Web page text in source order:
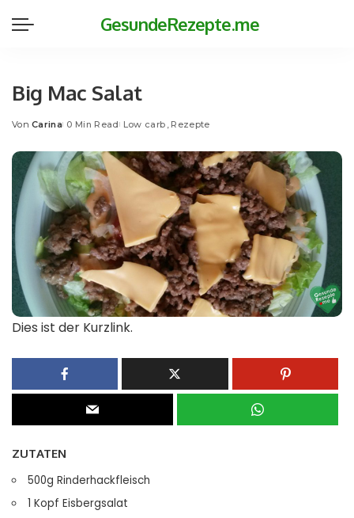
GesundeRezepte.me
Big Mac Salat
Posted
Von Carina 0 Min Read Low carb Rezepte
Dies ist der Kurzlink.
ZUTATEN
500g Rinderhackfleisch
1 Kopf Eisbergsalat